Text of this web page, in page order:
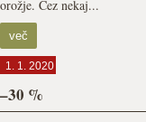
orožje. Čez nekaj...
več
1. 1. 2020
–30 %